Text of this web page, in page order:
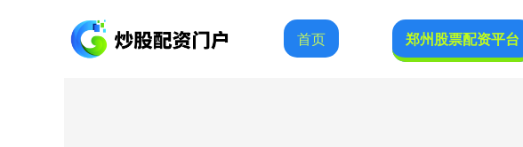
首页 郑州股票配资平台